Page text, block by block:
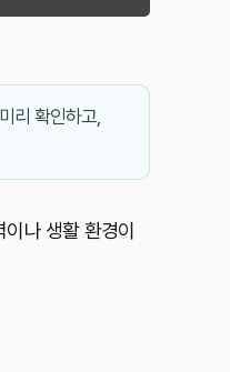
리 확인하고,
나 생활 환경이